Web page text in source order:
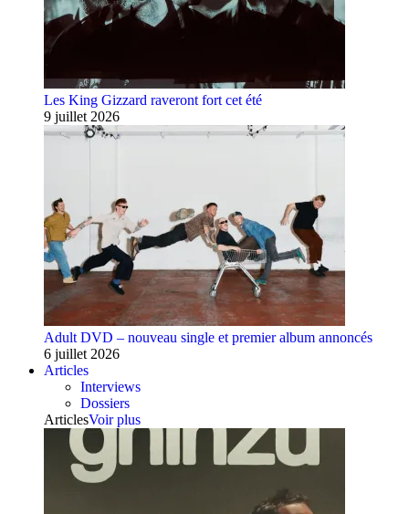
Les King Gizzard raveront fort cet été
9 juillet 2026
Adult DVD – nouveau single et premier album annoncés
6 juillet 2026
Articles
Interviews
Dossiers
ArticlesVoir plus